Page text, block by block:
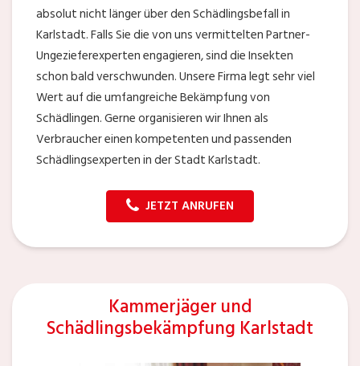
absolut nicht länger über den Schädlingsbefall in
Karlstadt. Falls Sie die von uns vermittelten Partner-
Ungezieferexperten engagieren, sind die Insekten
schon bald verschwunden. Unsere Firma legt sehr viel
Wert auf die umfangreiche Bekämpfung von
Schädlingen. Gerne organisieren wir Ihnen als
Verbraucher einen kompetenten und passenden
Schädlingsexperten in der Stadt Karlstadt.
JETZT ANRUFEN
Kammerjäger und
Schädlingsbekämpfung Karlstadt